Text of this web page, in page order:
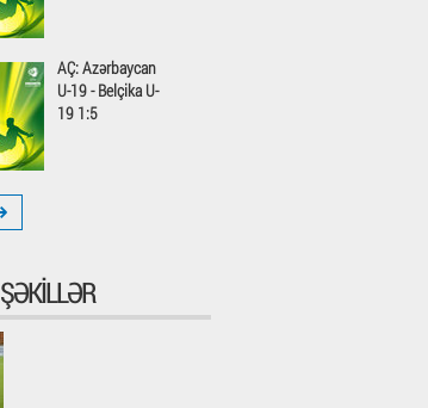
AÇ: Azərbaycan
U-19 - Belçika U-
19 1:5
ŞƏKILLƏR